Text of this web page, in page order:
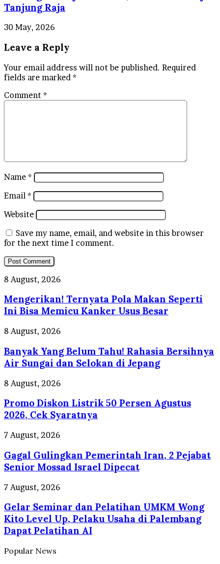
Tanjung Raja
30 May, 2026
Leave a Reply
Your email address will not be published. Required
fields are marked *
Comment *
Name *
Email *
Website
Save my name, email, and website in this browser
for the next time I comment.
Mengerikan!
Pola
Makan
Seperti
Ini
Memicu
Kanker
Usus
8 August, 2026
Mengerikan! Ternyata Pola Makan Seperti
Ini Bisa Memicu Kanker Usus Besar
Banyak
Belum
Tahu!
Rahasia
Bersihnya
Sungai
dan
Selokan
Jepang
8 August, 2026
Banyak Yang Belum Tahu! Rahasia Bersihnya
Air Sungai dan Selokan di Jepang
Promo
Listrik
50
Persen
Agustus
2026,
Cek
Syaratnya
8 August, 2026
Promo Diskon Listrik 50 Persen Agustus
2026, Cek Syaratnya
Gagal
Pemerintah
Iran,
2
Pejabat
Senior
Mossad
Israel
Dipecat
7 August, 2026
Gagal Gulingkan Pemerintah Iran, 2 Pejabat
Senior Mossad Israel Dipecat
Gelar
dan
Pelatihan
UMKM
Wong
Level
7 August, 2026
Gelar Seminar dan Pelatihan UMKM Wong
Kito Level Up, Pelaku Usaha di Palembang
Dapat Pelatihan AI
Popular News